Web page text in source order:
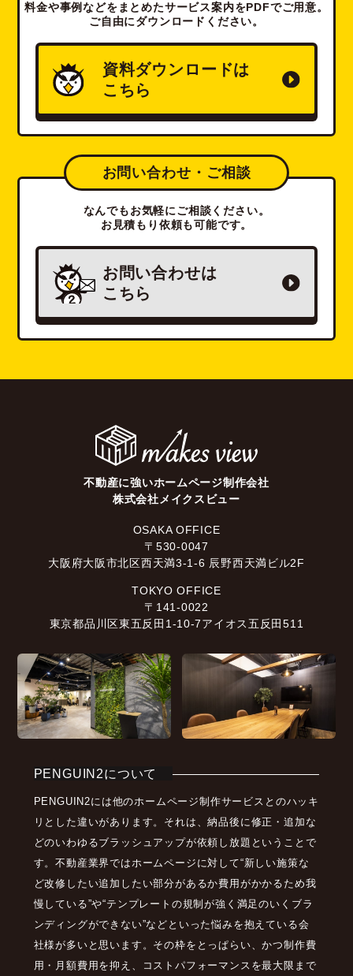
料金や事例などをまとめたサービス案内をPDFでご用意。
ご自由にダウンロードください。
資料ダウンロードは
こちら
お問い合わせ・ご相談
なんでもお気軽にご相談ください。
お見積もり依頼も可能です。
お問い合わせは
こちら
不動産に強いホームページ制作会社
株式会社メイクスビュー
OSAKA OFFICE
〒530-0047
大阪府大阪市北区西天満3-1-6 辰野西天満ビル2F
TOKYO OFFICE
〒141-0022
東京都品川区東五反田1-10-7アイオス五反田511
PENGUIN2について
PENGUIN2には他のホームページ制作サービスとのハッキ
リとした違いがあります。それは、納品後に修正・追加な
どのいわゆるブラッシュアップが依頼し放題ということで
す。不動産業界ではホームページに対して“新しい施策な
ど改修したい追加したい部分があるか費用がかかるため我
慢している”や“テンプレートの規制が強く満足のいくブラ
ンディングができない”などといった悩みを抱えている会
社様が多いと思います。その枠をとっぱらい、かつ制作費
用・月額費用を抑え、コストパフォーマンスを最大限まで